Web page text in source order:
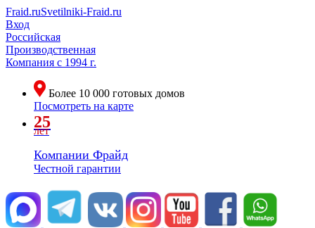
Fraid.ruSvetilniki-Fraid.ru
Вход
Российская
Производственная
Компания с 1994 г.
Более 10 000 готовых домов
Посмотреть на карте
25
лет
Компании Фрайд
Честной гарантии